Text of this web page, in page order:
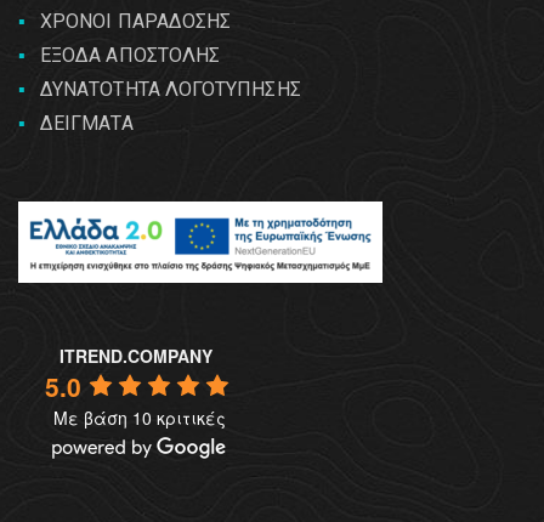
ΧΡΟΝΟΙ ΠΑΡΑΔΟΣΗΣ
ΕΞΟΔΑ ΑΠΟΣΤΟΛΗΣ
ΔΥΝΑΤΟΤΗΤΑ ΛΟΓΟΤΥΠΗΣΗΣ
ΔΕΙΓΜΑΤΑ
ITREND.COMPANY
5.0
Με βάση 10 κριτικές